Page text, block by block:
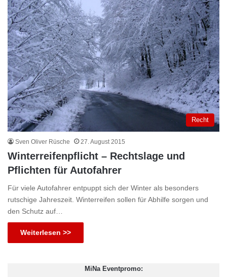
Recht
Sven Oliver Rüsche 27. August 2015
Winterreifenpflicht – Rechtslage und
Pflichten für Autofahrer
Für viele Autofahrer entpuppt sich der Winter als besonders
rutschige Jahreszeit. Winterreifen sollen für Abhilfe sorgen und
den Schutz auf…
Weiterlesen >>
MiNa Eventpromo: